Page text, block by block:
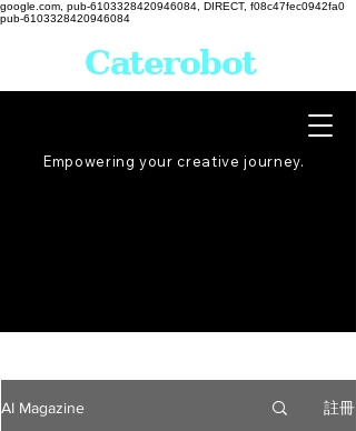
google.com, pub-6103328420946084, DIRECT, f08c47fec0942fa0
pub-6103328420946084
Empowering your creative journey.
Caterobot
AI Magazine 註冊